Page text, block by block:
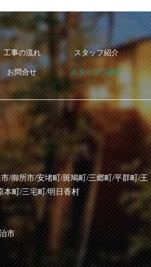
工事の流れ スタッフ紹介
お問合せ スタッフブログ
/御所市/安堵町/斑鳩町/三郷町/平群町/王
本町/三宅町/明日香村
市